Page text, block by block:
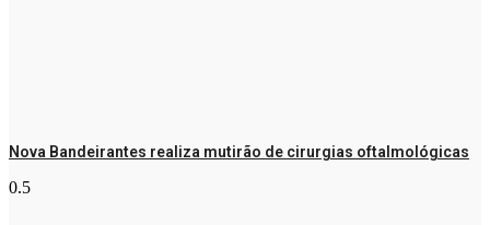
Nova Bandeirantes realiza mutirão de cirurgias oftalmológicas